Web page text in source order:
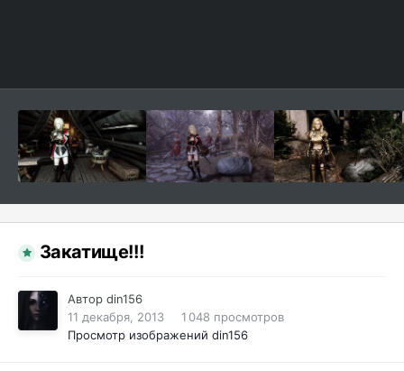
Закатище!!!
Автор din156
11 декабря, 2013
1 048 просмотров
Просмотр изображений din156